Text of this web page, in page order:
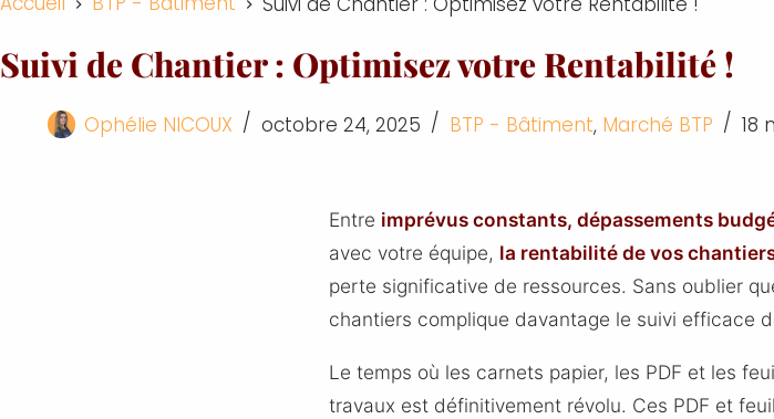
Suivi de Chantier : Optimisez votre Rentabilité !
Ophélie NICOUX octobre 24, 2025 BTP - Bâtiment, Marché BTP 18
Entre imprévus constants, dépassements
avec votre équipe, la rentabilité de vos
perte significative de ressources. Sans oublier
chantiers complique davantage le suivi efficace
Le temps où les carnets papier, les PDF et les
travaux est définitivement révolu. Ces PDF et